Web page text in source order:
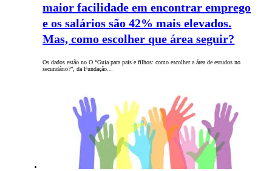
maior facilidade em encontrar emprego
e os salários são 42% mais elevados.
Mas, como escolher que área seguir?
Os dados estão no O “Guia para pais e filhos: como escolher a área de estudos no
secundário?”, da Fundação…